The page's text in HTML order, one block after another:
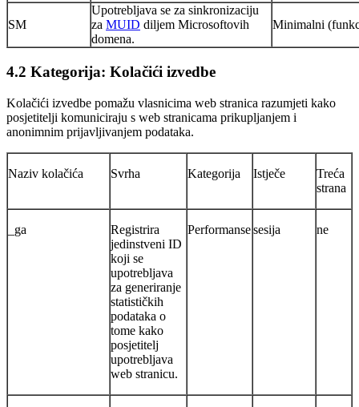
SM
Upotrebljava se za sinkronizaciju
za MUID diljem Microsoftovih
domena.
Minimalni
4.2 Kategorija: Kolačići izvedbe
Kolačići izvedbe pomažu vlasnicima web stranica razumjeti kako
posjetitelji komuniciraju s web stranicama prikupljanjem i
anonimnim prijavljivanjem podataka.
Naziv kolačića Svrha Kategorija Istječe
Treća
strana
_ga
Registrira
jedinstveni ID
koji se
upotrebljava
za generiranje
statističkih
podataka o
tome kako
posjetitelj
upotrebljava
web stranicu.
Performansesesija ne